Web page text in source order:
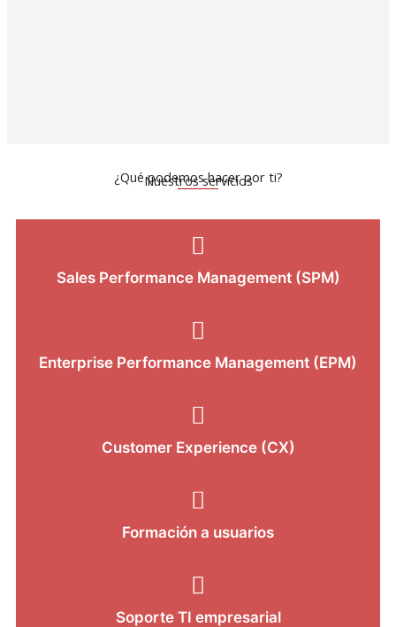
¿Qué podemos hacer por ti?
Nuestros servicios
Sales Performance Management (SPM)
Enterprise Performance Management (EPM)
Customer Experience (CX)
Formación a usuarios
Soporte TI empresarial